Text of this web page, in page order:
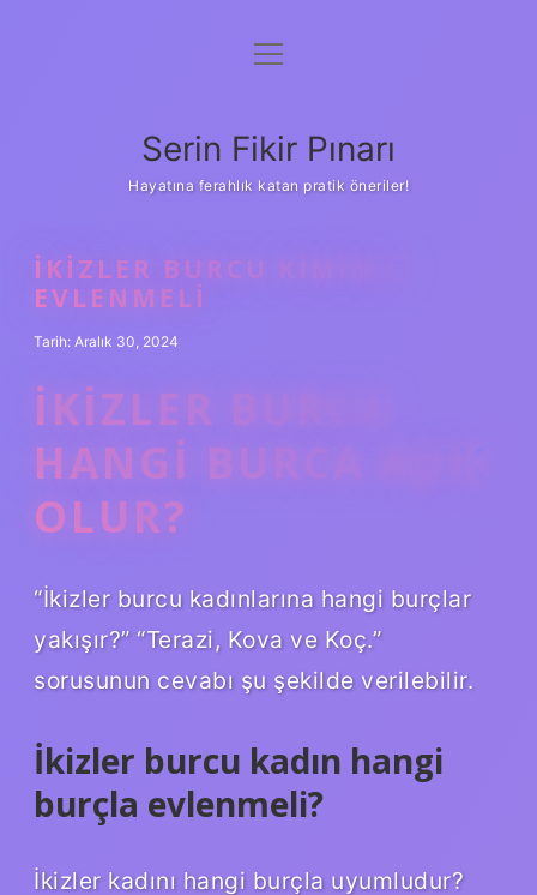
Gizlilik Politikası
Yasal Uyarı
menüyü
Serin Fikir Pınarı
Hayatına ferahlık katan pratik öneriler!
İKIZLER BURCU KIMINLE
EVLENMELI
Tarih: Aralık 30, 2024
İKIZLER BURCU
HANGI BURCA AŞIK
OLUR?
“İkizler burcu kadınlarına hangi burçlar
yakışır?” “Terazi, Kova ve Koç.”
sorusunun cevabı şu şekilde verilebilir.
İkizler burcu kadın hangi
burçla evlenmeli?
İkizler kadını hangi burçla uyumludur?